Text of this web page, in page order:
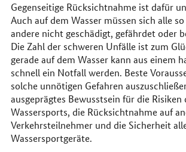
Gegenseitige Rücksichtnahme ist dafür
Auch auf dem Wasser müssen sich alle
andere nicht geschädigt, gefährdet oder
Die Zahl der schweren Unfälle ist zum
gerade auf dem Wasser kann aus einem
schnell ein Notfall werden. Beste
solche unnötigen Gefahren
ausgeprägtes Bewusstsein für die Risiken
Wassersports, die Rücksichtnahme auf
Verkehrsteilnehmer und die Sicherheit
Wassersportgeräte.